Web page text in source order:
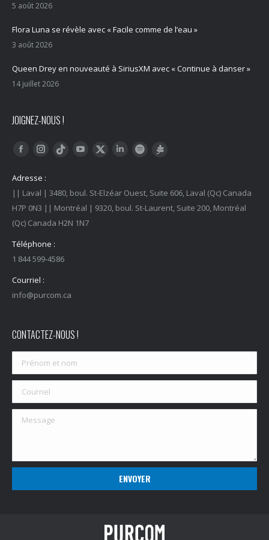
5 août 2026
Flora Luna se révèle avec « Facile comme de l’eau »
3 août 2026
Queen Drey en nouveauté à SiriusXM avec « Continue à danser »
14 juillet 2026
JOIGNEZ-NOUS !
Trouvez nous sur :
FacebookInstagram
Tiktok YouTubeTwitter LinkedInSpotify
Adresse :
|| Laval | 3480, boul. St-Elzéar Ouest, Suite 606, Laval (Qc) Canada
H7P 0N3 || Montréal | 9320, boul. St-Laurent, Suite 200, Montréal
(Qc) Canada H2N 1N7
Téléphone :
1 844 599-4586
Courriel :
info@purcom.ca
CONTACTEZ-NOUS !